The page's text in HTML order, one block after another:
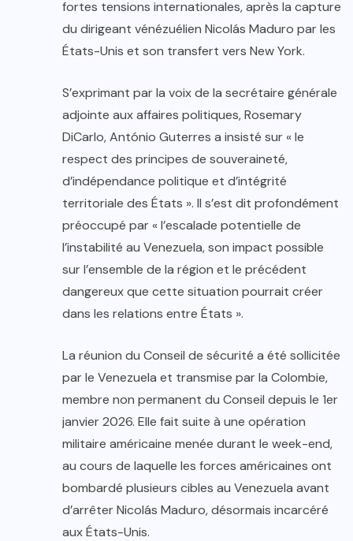
fortes tensions internationales, après la capture
du dirigeant vénézuélien Nicolás Maduro par les
États-Unis et son transfert vers New York.
S’exprimant par la voix de la secrétaire générale
adjointe aux affaires politiques, Rosemary
DiCarlo, António Guterres a insisté sur « le
respect des principes de souveraineté,
d’indépendance politique et d’intégrité
territoriale des États ». Il s’est dit profondément
préoccupé par « l’escalade potentielle de
l’instabilité au Venezuela, son impact possible
sur l’ensemble de la région et le précédent
dangereux que cette situation pourrait créer
dans les relations entre États ».
La réunion du Conseil de sécurité a été sollicitée
par le Venezuela et transmise par la Colombie,
membre non permanent du Conseil depuis le 1er
janvier 2026. Elle fait suite à une opération
militaire américaine menée durant le week-end,
au cours de laquelle les forces américaines ont
bombardé plusieurs cibles au Venezuela avant
d’arrêter Nicolás Maduro, désormais incarcéré
aux États-Unis.